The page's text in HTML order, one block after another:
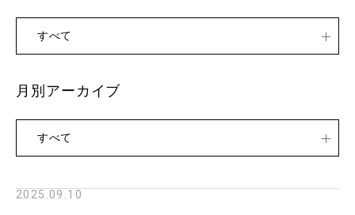
2025.09.10
すべて
月別アーカイブ
すべて